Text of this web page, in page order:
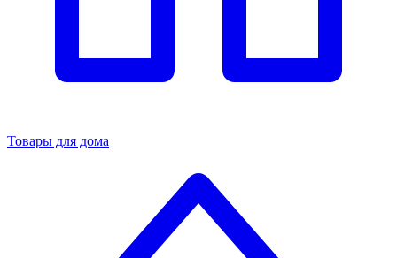
Товары для дома